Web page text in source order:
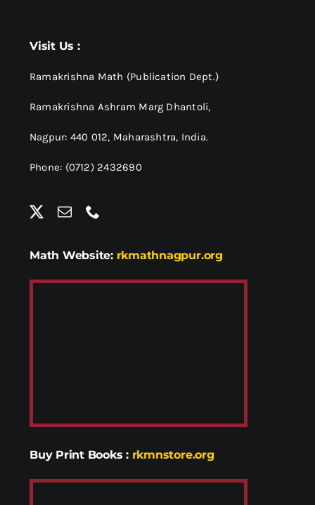
Visit Us :
Ramakrishna Math (Publication Dept.)
Ramakrishna Ashram Marg Dhantoli,
Nagpur: 440 012, Maharashtra, India.
Phone: (0712) 2432690
Math Website: rkmathnagpur.org
Buy Print Books : rkmnstore.org